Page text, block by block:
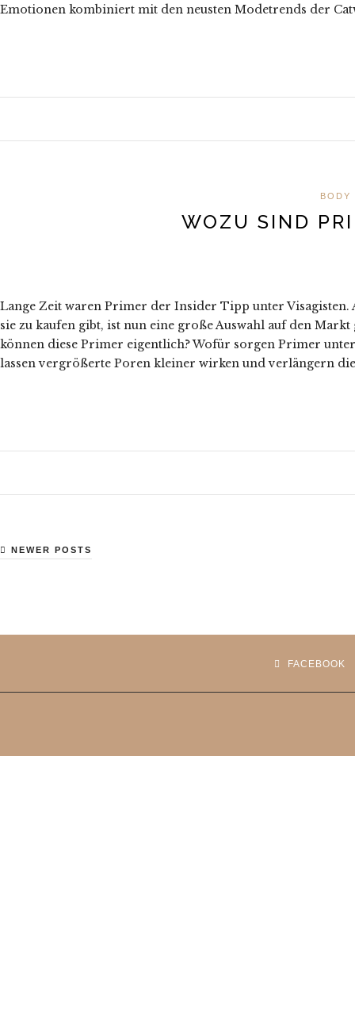
Emotionen kombiniert mit den neusten Modetrends der
BODY
WOZU SIND
Lange Zeit waren Primer der Insider Tipp unter Visagisten.
sie zu kaufen gibt, ist nun eine große Auswahl auf den
können diese Primer eigentlich? Wofür sorgen Primer
lassen vergrößerte Poren kleiner wirken und verlängern
NEWER POSTS
FACEBOOK